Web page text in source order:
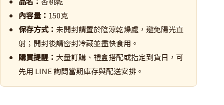
內容量： 150克
保存方式： 未開封請置於陰涼乾燥處，避免陽光直
射；開封後請密封冷藏並盡快食用。
購買提醒： 大量訂購、禮盒搭配或指定到貨日，可
先用 LINE 詢問當期庫存與配送安排。